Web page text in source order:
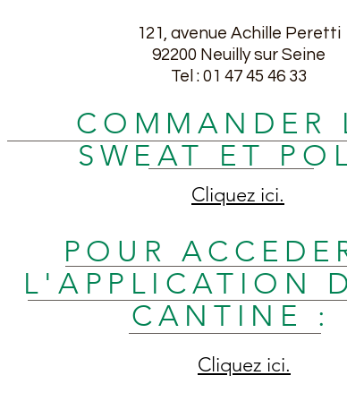
Copie de Newsletters
2025/2026
121, avenue Achille Peretti
92200 Neuilly sur Seine
Tel : 01 47 45 46 33
COMMANDER
SWEAT ET
Cliquez ici.
POUR
L'APPLICATION
CANTINE :
Cliquez ici.